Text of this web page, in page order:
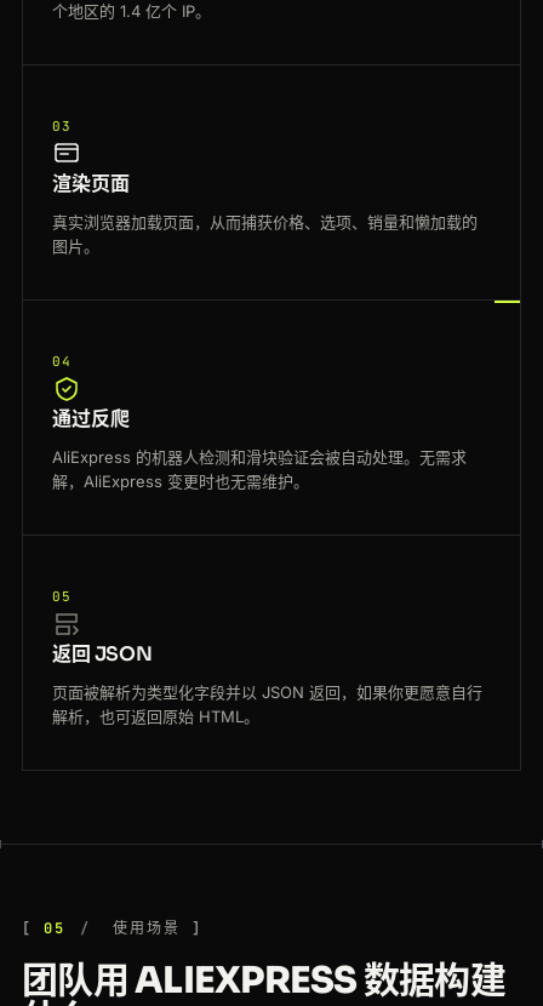
个地区的 1.4 亿个 IP。
03
渲染页面
真实浏览器加载页面，从而捕获价格、选项、销量和懒加载的
图片。
04
通过反爬
AliExpress 的机器人检测和滑块验证会被自动处理。无需求
解，AliExpress 变更时也无需维护。
05
返回 JSON
页面被解析为类型化字段并以 JSON 返回，如果你更愿意自行
解析，也可返回原始 HTML。
05 使用场景
团队用 ALIEXPRESS 数据构建